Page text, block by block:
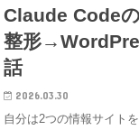
Claude Code
整形
話
2026.03.30
自分は2つの情報サイト